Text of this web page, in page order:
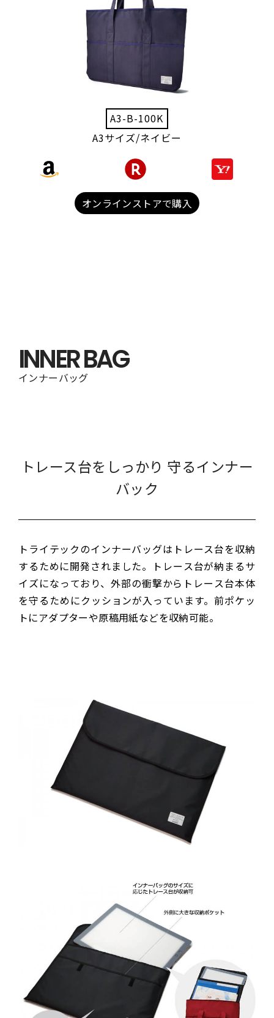
A3-B-100K
A3サイズ/ネイビー
オンラインストアで購入
INNER BAG
インナーバッグ
トレース台をしっかり 守るインナー
バック
トライテックのインナーバッグはトレース台を収納
するために開発されました。トレース台が納まるサ
イズになっており、外部の衝撃からトレース台本体
を守るためにクッションが入っています。前ポケッ
トにアダプターや原稿用紙などを収納可能。